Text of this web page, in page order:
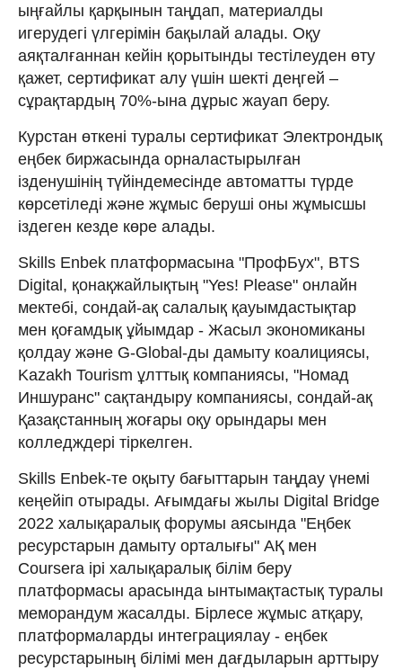
ыңғайлы қарқынын таңдап, материалды
игерудегі үлгерімін бақылай алады. Оқу
аяқталғаннан кейін қорытынды тестілеуден өту
қажет, сертификат алу үшін шекті деңгей –
сұрақтардың 70%-ына дұрыс жауап беру.
Курстан өткені туралы сертификат Электрондық
еңбек биржасында орналастырылған
ізденушінің түйіндемесінде автоматты түрде
көрсетіледі және жұмыс беруші оны жұмысшы
іздеген кезде көре алады.
Skills Enbek платформасына "ПрофБух", BTS
Digital, қонақжайлықтың "Yes! Please" онлайн
мектебі, сондай-ақ салалық қауымдастықтар
мен қоғамдық ұйымдар - Жасыл экономиканы
қолдау және G-Global-ды дамыту коалициясы,
Kazakh Tourism ұлттық компаниясы, "Номад
Иншуранс" сақтандыру компаниясы, сондай-ақ
Қазақстанның жоғары оқу орындары мен
колледждері тіркелген.
Skills Enbek-те оқыту бағыттарын таңдау үнемі
кеңейіп отырады. Ағымдағы жылы Digital Bridge
2022 халықаралық форумы аясында "Еңбек
ресурстарын дамыту орталығы" АҚ мен
Coursera ірі халықаралық білім беру
платформасы арасында ынтымақтастық туралы
меморандум жасалды. Бірлесе жұмыс атқару,
платформаларды интеграциялау - еңбек
ресурстарының білімі мен дағдыларын арттыру